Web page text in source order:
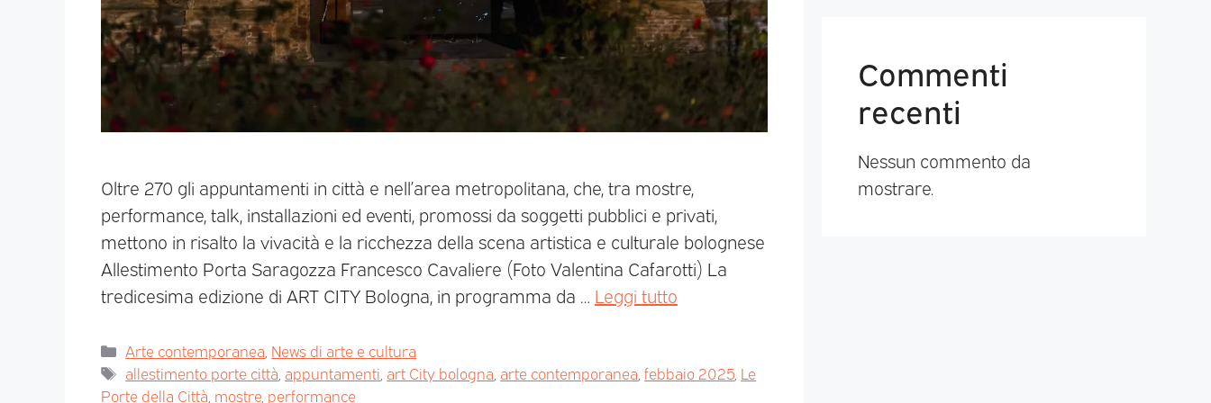
Oltre 270 gli appuntamenti in città e nell’area metropolitana, che, tra mostre,
performance, talk, installazioni ed eventi, promossi da soggetti pubblici e privati,
mettono in risalto la vivacità e la ricchezza della scena artistica e culturale bolognese
Allestimento Porta Saragozza Francesco Cavaliere (Foto Valentina Cafarotti) La
tredicesima edizione di ART CITY Bologna, in programma da … Leggi tutto
Arte contemporanea News di arte e cultura
allestimento porte città appuntamenti art City bologna arte contemporanea ,febbaio 2025, Le
Porte della Città mostre, performance
Commenti
recenti
Nessun commento da
mostrare.